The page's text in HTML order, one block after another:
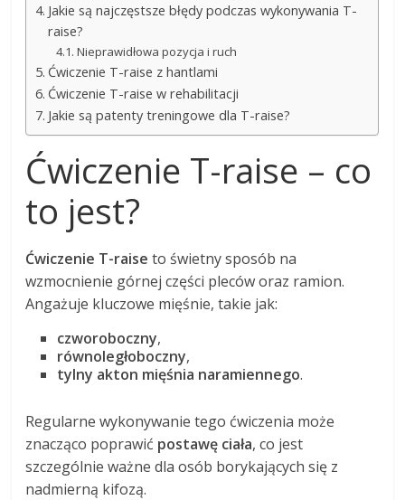
Jakie są najczęstsze błędy podczas wykonywania T-
raise?
Nieprawidłowa pozycja i ruch
Ćwiczenie T-raise z hantlami
Ćwiczenie T-raise w rehabilitacji
Jakie są patenty treningowe dla T-raise?
Ćwiczenie T-raise – co
to jest?
Ćwiczenie T-raise to świetny sposób na
wzmocnienie górnej części pleców oraz ramion.
Angażuje kluczowe mięśnie, takie jak:
czworoboczny,
równoległoboczny,
tylny akton mięśnia naramiennego.
Regularne wykonywanie tego ćwiczenia może
znacząco poprawić postawę ciała, co jest
szczególnie ważne dla osób borykających się z
nadmierną kifozą.